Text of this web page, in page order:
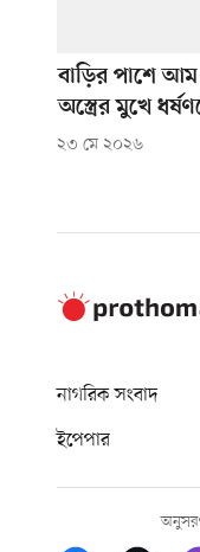
বাড়ির পাশে
অস্ত্রের মুখে
২৩ মে ২০২৬
নাগরিক সংবাদ
ইপেপার